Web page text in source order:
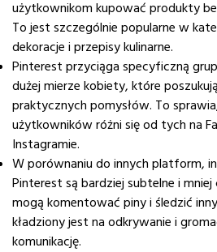
użytkownikom kupować produkty
To jest szczególnie popularne w
dekoracje i przepisy kulinarne.
Pinterest przyciąga specyficzną
dużej mierze kobiety, które
praktycznych pomysłów. To
użytkowników różni się od tych na
Instagramie.
W porównaniu do innych platform,
Pinterest są bardziej subtelne i
mogą komentować piny i śledzić
kładziony jest na odkrywanie i
komunikację.